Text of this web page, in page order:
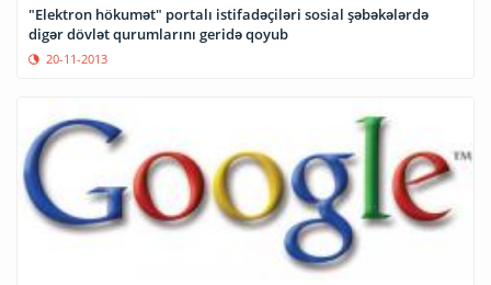
"Elektron hökumət" portalı istifadəçiləri sosial şəbəkələrdə
digər dövlət qurumlarını geridə qoyub
20-11-2013